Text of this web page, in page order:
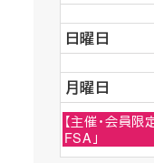
日曜日
月曜日
月
曜
日,
【主催・会員
FSA」